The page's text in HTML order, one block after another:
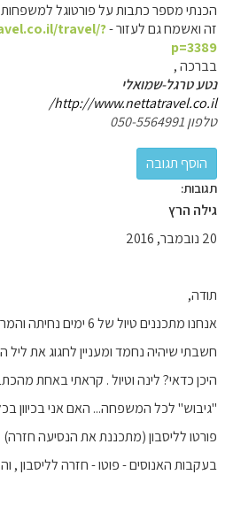
הכנתי מספר כתבות על פורטוגל
זה ואשמח גם לעזור -travel/?
p=3389
בברכה ,
נטע טרגל-שמואלי
http://www.nettatravel.co.il/
טלפון 050-5564991
תגובות:
גילה הרץ
20 נובמבר, 2016
תודה,
חשבתי שיהיה נחמד ומעניין לחגוג את
היכן כדאי? לינה וטיול . קראתי באחת
"גיבוש" לכל המשפחה... האם אני בכיוון
פורטו לליסבון (מתכננת את הנסיעה חזרה)
בעקבות האנוסים - פוטו - חזרה לליסבון ,